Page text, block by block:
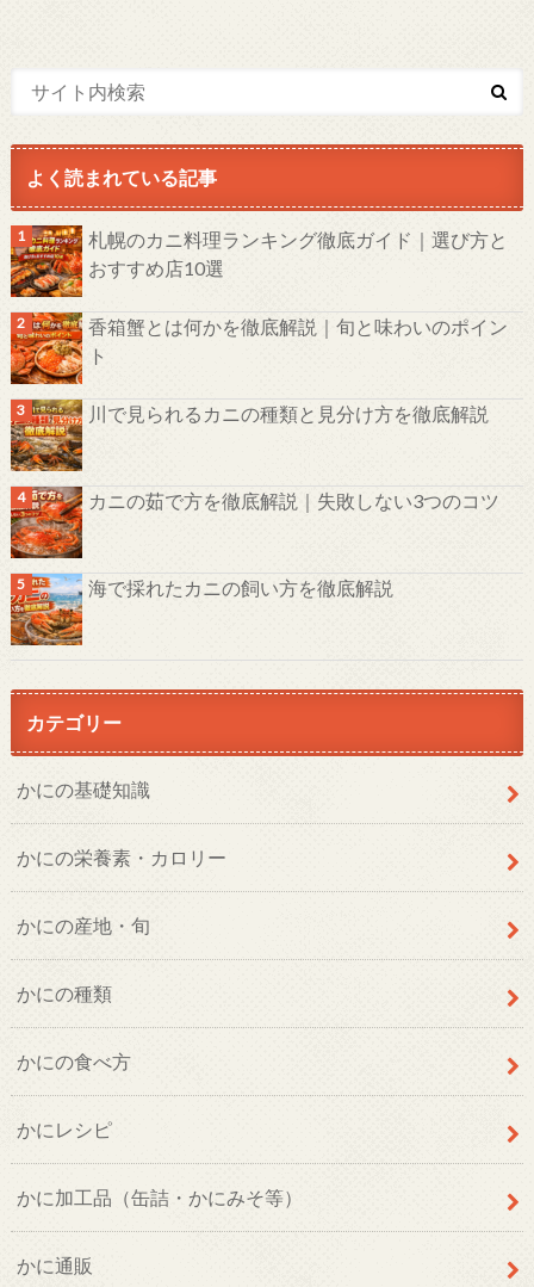
よく読まれている記事
札幌のカニ料理ランキング徹底ガイド｜選び方と
おすすめ店10選
香箱蟹とは何かを徹底解説｜旬と味わいのポイン
ト
川で見られるカニの種類と見分け方を徹底解説
カニの茹で方を徹底解説｜失敗しない3つのコツ
海で採れたカニの飼い方を徹底解説
カテゴリー
かにの基礎知識
かにの栄養素・カロリー
かにの産地・旬
かにの種類
かにの食べ方
かにレシピ
かに加工品（缶詰・かにみそ等）
かに通販